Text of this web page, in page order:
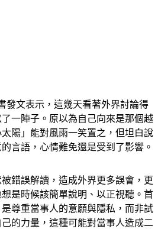
發文表示，這幾天看著外界討論得
一陣子。原以為自己向來是那個越
陽」能對風雨一笑置之，但坦白說
言語，心情難免還是受到了影響。
錯誤解讀，造成外界更多誤會，更
是時候該簡單說明、以正視聽。首
尊重當事人的意願與隱私，而非試
的力量，這種可能對當事人造成二